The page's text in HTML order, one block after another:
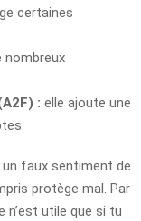
certaines
nombreux
: elle ajoute une
faux sentiment de
protège mal. Par
n’est utile que si tu